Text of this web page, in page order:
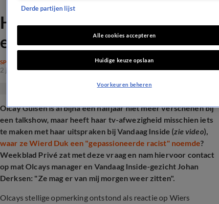
Heeft Olcay Gulsen haar
eigen graf gegraven?
SPRAAKMAKEND
2 juni 2025, 12:43
Olcay Gulsen is al bijna een halfjaar niet meer verschenen bij
een talkshow, maar heeft haar tv-afwezigheid misschien iets
te maken met haar uitspraken bij Vandaag Inside (zie video),
waar ze Wierd Duk een "gepassioneerde racist" noemde?
Weekblad Privé zat met deze vraag en nam hiervoor contact
op mat Olcays manager en Vandaag Inside-gezicht Johan
Derksen: "Ze mag er van mij morgen weer zitten".
Olcays stellige opmerking ontstond als reactie op Wiers
Derde partijen lijst
Alle cookies accepteren
Huidige keuze opslaan
Voorkeuren beheren